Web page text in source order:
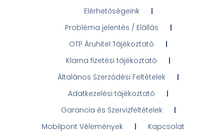
Elérhetőségeink
Probléma jelentés / Elállás
OTP Áruhitel Tájékoztató
Klarna fizetési tájékoztató
Általános Szerződési Feltételek
Adatkezelési tájékoztató
Garancia és Szervizfeltételek
Mobilpont Vélemények
Kapcsolat